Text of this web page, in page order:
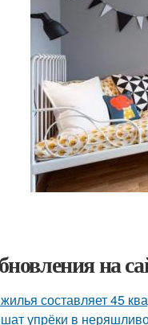
на
составляет 45
упрёки в